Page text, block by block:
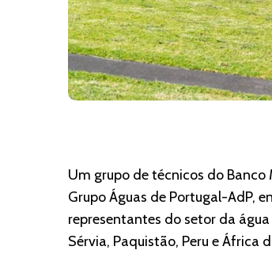
Um grupo de técnicos do
Grupo Águas de Portugal-AdP,
representantes do setor da
Sérvia, Paquistão, Peru e África